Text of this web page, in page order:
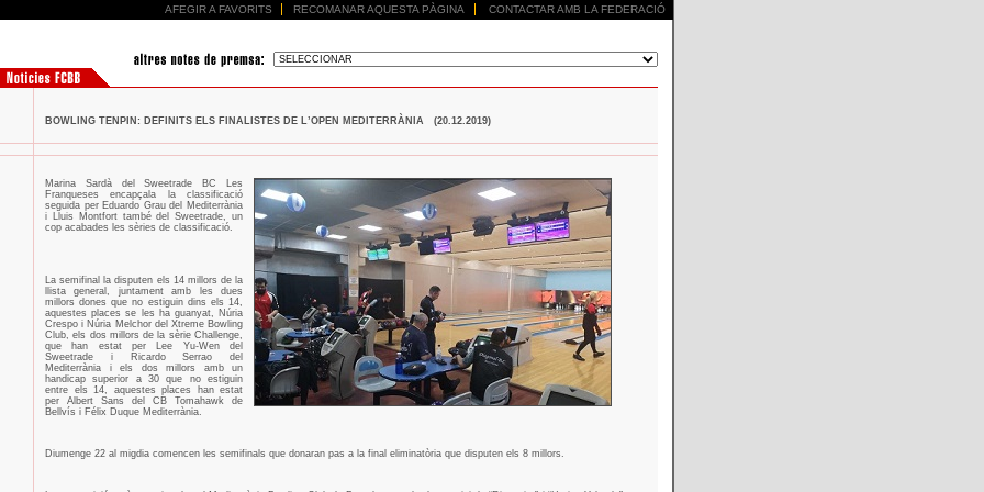
AFEGIR A FAVORITS RECOMANAR AQUESTA PÀGINA CONTACTAR AMB LA FEDERACIÓ
BOWLING TENPIN: DEFINITS ELS FINALISTES DE L’OPEN MEDITERRÀNIA (20.12.2019)
Marina Sardà del Sweetrade BC Les
Franqueses encapçala la classificació
seguida per Eduardo Grau del Mediterrània
i Lluis Montfort també del Sweetrade, un
cop acabades les sèries de classificació.
La semifinal la disputen els 14 millors de la
llista general, juntament amb les dues
millors dones que no estiguin dins els 14,
aquestes places se les ha guanyat, Núria
Crespo i Núria Melchor del Xtreme Bowling
Club, els dos millors de la sèrie Challenge,
que han estat per Lee Yu-Wen del
Sweetrade i Ricardo Serrao del
Mediterrània i els dos millors amb un
handicap superior a 30 que no estiguin
entre els 14, aquestes places han estat
per Albert Sans del CB Tomahawk de
Bellvís i Félix Duque Mediterrània.
Diumenge 22 al migdia comencen les semifinals que donaran pas a la final eliminatòria que disputen els 8 millors.